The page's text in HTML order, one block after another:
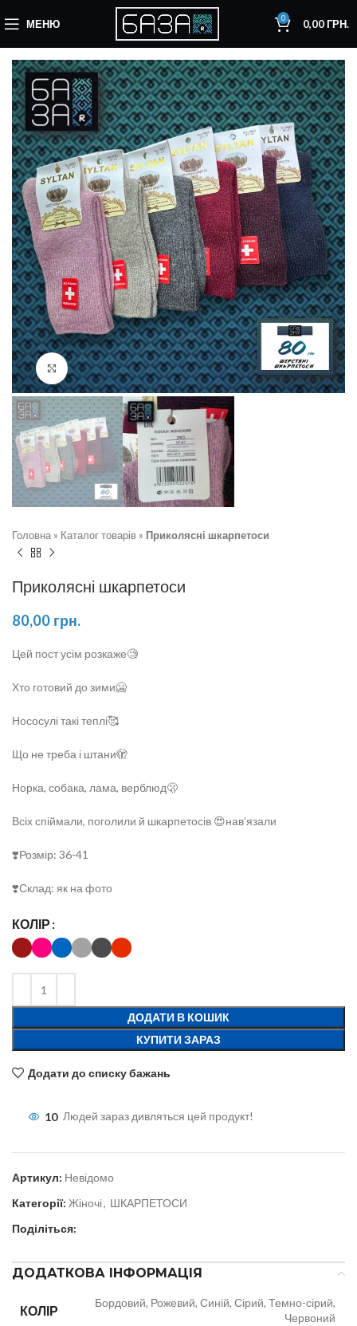
МЕНЮ 0 0,00ГРН.
Натисніть, щоб збільшити
Головна » Каталог товарів » Приколясні шкарпетоси
Приколясні шкарпетоси
80,00 грн.
Цей пост усім розкаже🧐
Хто готовий до зими🥶
Нососулі такі теплі🥰
Що не треба і штани🫣
Норка, собака, лама, верблюд🫢
Всіх спіймали, поголили й шкарпетосів 😍навʼязали
❣️Розмір: 36-41
❣️Склад: як на фото
КОЛІР
ДОДАТИ В КОШИК
КУПИТИ ЗАРАЗ
Додати до списку бажань
10 Людей зараз дивляться цей продукт!
Артикул: Невідомо
Категорії: Жіночі, ШКАРПЕТОСИ
Поділіться:
ДОДАТКОВА ІНФОРМАЦІЯ
КОЛІР
Бордовий, Рожевий, Синій, Сірий, Темно-сірий,
Червоний